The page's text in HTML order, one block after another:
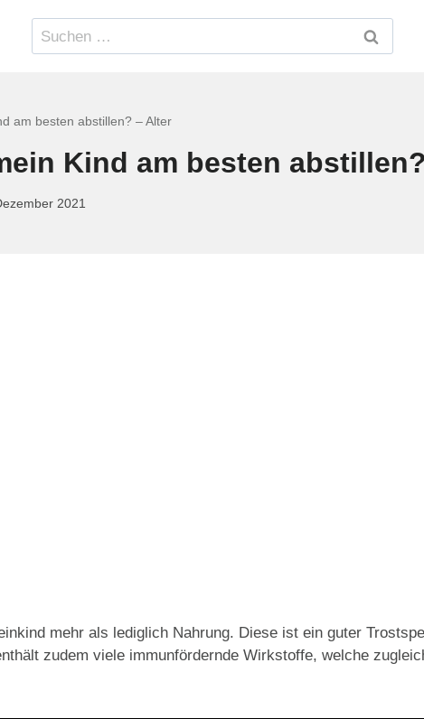
Suchen
nach:
am besten abstillen? – Alter
Kind am besten
2021
mehr als lediglich Nahrung. Diese ist ein guter
zudem viele immunfördernde Wirkstoffe, welche